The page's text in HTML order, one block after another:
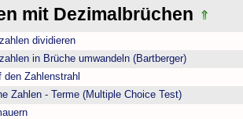
mit Dezimalbrüchen
dividieren
in Brüche umwandeln (Bartberger)
den Zahlenstrahl
Zahlen - Terme (Multiple Choice Test)